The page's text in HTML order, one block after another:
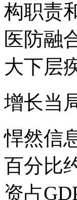
构职责
医防融
大下层
增长当
悍然信
百分比
资占